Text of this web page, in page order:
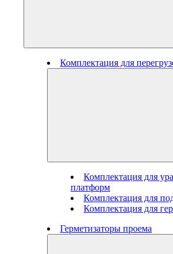
Комплектация для
Комплектация для
платформ
Комплектация для
Комплектация для
Герметизаторы проема